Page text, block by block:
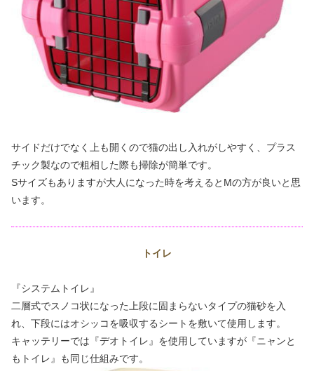
サイドだけでなく上も開くので猫の出し入れがしやすく、プラス
チック製なので粗相した際も掃除が簡単です。
Sサイズもありますが大人になった時を考えるとMの方が良いと思
います。
トイレ
『システムトイレ』
二層式でスノコ状になった上段に固まらないタイプの猫砂を入
れ、下段にはオシッコを吸収するシートを敷いて使用します。
キャッテリーでは『デオトイレ』を使用していますが『ニャンと
もトイレ』も同じ仕組みです。